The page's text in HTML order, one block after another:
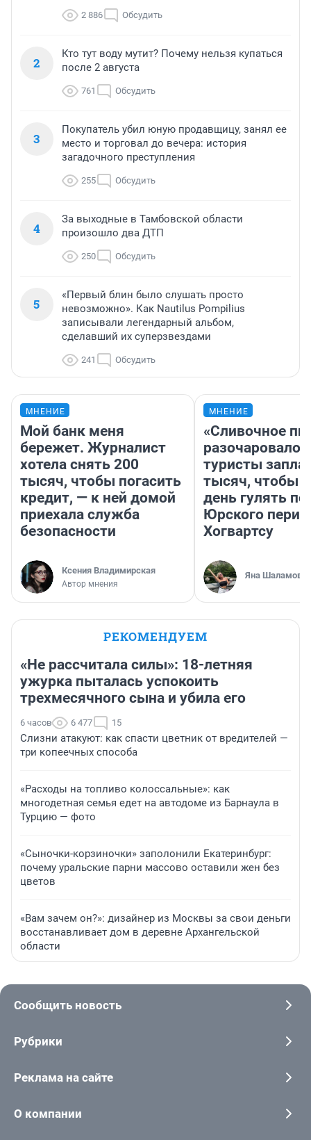
2 886 Обсудить
2
Кто тут воду мутит? Почему нельзя купаться
после 2 августа
761 Обсудить
3
Покупатель убил юную продавщицу, занял ее
место и торговал до вечера: история
загадочного преступления
255 Обсудить
4
За выходные в Тамбовской области
произошло два ДТП
250 Обсудить
5
«Первый блин было слушать просто
невозможно». Как Nautilus Pompilius
записывали легендарный альбом,
сделавший их суперзвездами
241 Обсудить
МНЕНИЕ
Мой банк меня
бережет. Журналист
хотела снять 200
тысяч, чтобы погасить
кредит, — к ней домой
приехала служба
безопасности
Ксения Владимирская
Автор мнения
МНЕНИЕ
«Сливочное
разочаровало»:
туристы
тысяч, чтобы
день гулять по
Юрского
Хогвартсу
Яна Шаламова
РЕКОМЕНДУЕМ
«Не рассчитала силы»: 18-летняя
ужурка пыталась успокоить
трехмесячного сына и убила его
6 часов 6 477 15
Слизни атакуют: как спасти цветник от вредителей —
три копеечных способа
«Расходы на топливо колоссальные»: как
многодетная семья едет на автодоме из Барнаула в
Турцию — фото
«Сыночки-корзиночки» заполонили Екатеринбург:
почему уральские парни массово оставили жен без
цветов
«Вам зачем он?»: дизайнер из Москвы за свои деньги
восстанавливает дом в деревне Архангельской
области
Сообщить новость
Рубрики
Реклама на сайте
О компании